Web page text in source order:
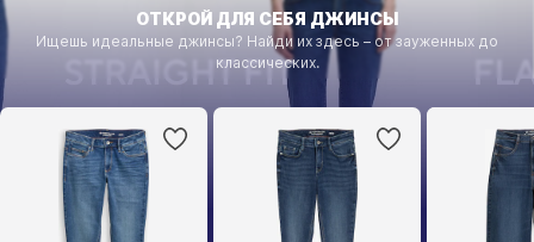
ОТКРОЙ ДЛЯ СЕБЯ ДЖИНСЫ
Ищешь идеальные джинсы? Найди их здесь – от зауженных до
классических.